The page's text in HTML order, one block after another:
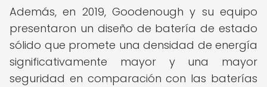
Además, en 2019, Goodenough y su equipo
presentaron un diseño de batería de estado
sólido que promete una densidad de energía
significativamente mayor y una mayor
seguridad en comparación con las baterías